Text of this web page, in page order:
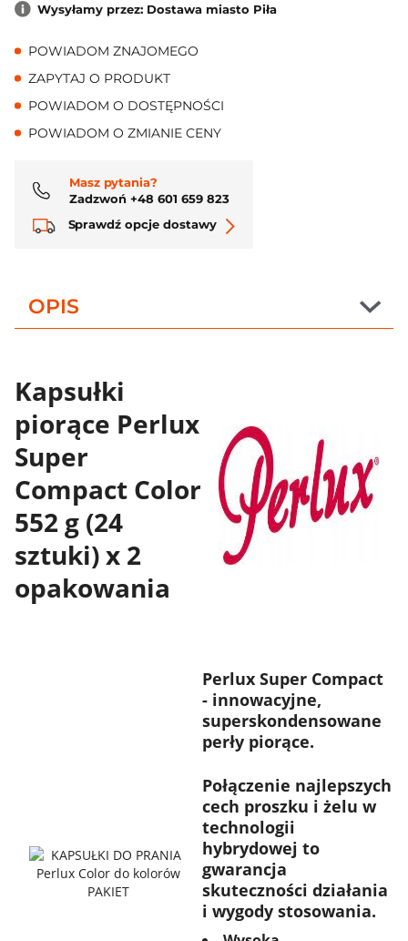
Wysyłamy przez: Dostawa miasto Piła
POWIADOM ZNAJOMEGO
ZAPYTAJ O PRODUKT
POWIADOM O DOSTĘPNOŚCI
POWIADOM O ZMIANIE CENY
Masz pytania?
Zadzwoń +48 601 659 823
Sprawdź opcje dostawy
OPIS
Kapsułki
piorące Perlux
Super
Compact Color
552 g (24
sztuki) x 2
opakowania
Perlux Super Compact
- innowacyjne,
superskondensowane
perły piorące.
Połączenie najlepszych
cech proszku i żelu w
technologii
hybrydowej to
gwarancja
skuteczności działania
i wygody stosowania.